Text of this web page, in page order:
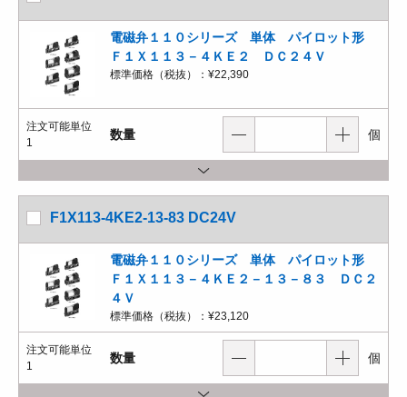
電磁弁１１０シリーズ 単体 パイロット形
Ｆ１Ｘ１１３－４ＫＥ２ ＤＣ２４Ｖ
標準価格（税抜）： ¥22,390
注文可能単位
1
数量 個
F1X113-4KE2-13-83 DC24V
電磁弁１１０シリーズ 単体 パイロット形
Ｆ１Ｘ１１３－４ＫＥ２－１３－８３ ＤＣ２
４Ｖ
標準価格（税抜）： ¥23,120
注文可能単位
1
数量 個